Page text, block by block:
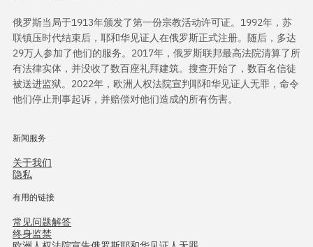
俄罗斯当局于1913年颁发了第一份宗教活动许可证。1992年，苏
联镇压时代结束后，耶和华见证人在俄罗斯正式注册。随后，多达
29万人参加了他们的服务。2017年，俄罗斯联邦最高法院清算了所
有法律实体，并没收了数百座礼拜建筑。搜查开始了，数百名信徒
被送进监狱。2022年，欧洲人权法院宣判耶和华见证人无罪，命令
他们停止刑事起诉，并赔偿对他们造成的所有伤害。
新闻服务
关于我们
隐私
有用的链接
常见问题解答
终身监禁